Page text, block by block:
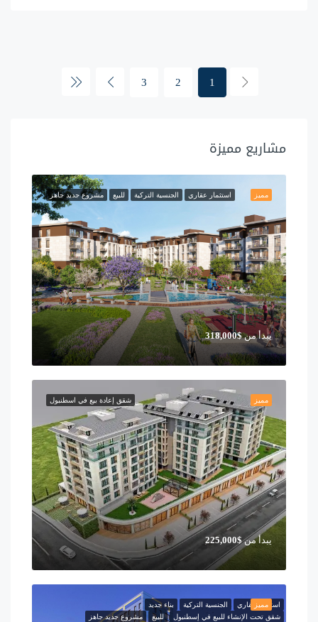
1
2
3
مشاريع مميزة
استثمار عقاري الجنسية التركية للبيع مشروع جديد جاهز مميز
يبدأ من$318,000
شقق إعادة بيع في اسطنبول مميز
يبدأ من$225,000
استثمار عقاري الجنسية التركية
بناء جديد
شقق تحت الإنشاء للبيع في إسطنبول
للبيع مشروع جديد جاهز
مميز